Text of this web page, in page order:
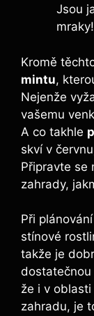
Jsou
mraky!
Kromě
mintu,
Nejenže
vašemu
A co takhle
skví v
Připravte se
zahrady,
Při
stínové
takže je
dostatečnou
že i v
zahradu, je